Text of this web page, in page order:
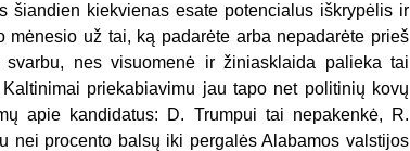
šiandien kiekvienas esate potencialus iškrypėlis ir
už tai, ką padarėte arba nepadarėte prieš
nes visuomenė ir žiniasklaida palieka tai
priekabiavimu jau tapo net politinių kovų
apie kandidatus: D. Trumpui tai nepakenkė, R.
nei procento balsų iki pergalės Alabamos valstijos